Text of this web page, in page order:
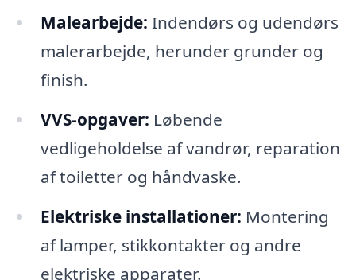
Malearbejde: Indendørs og udendørs
malerarbejde, herunder grunder og
finish.
VVS-opgaver: Løbende
vedligeholdelse af vandrør, reparation
af toiletter og håndvaske.
Elektriske installationer: Montering
af lamper, stikkontakter og andre
elektriske apparater.